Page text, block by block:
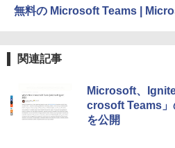
無料の Microsoft Teams |
関連記事
Microsoft、
crosoft Teams」
を公開